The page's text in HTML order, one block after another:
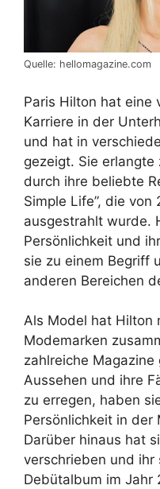
Quelle: hellomagazine.com
Paris Hilton hat eine
Karriere in der
und hat in
gezeigt. Sie
durch ihre beliebte
Simple Life”, die
ausgestrahlt wurde.
Persönlichkeit und
sie zu einem Begriff
anderen Bereichen
Als Model hat Hilton
Modemarken
zahlreiche
Aussehen und ihre
zu erregen, haben
Persönlichkeit in der
Darüber hinaus hat
verschrieben und
Debütalbum im